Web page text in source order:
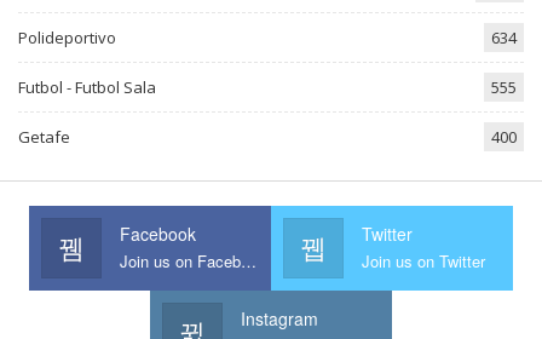
Polideportivo 634
Futbol - Futbol Sala 555
Getafe 400
Facebook
Join us on Facebook
Twitter
Join us on Twitter
Instagram